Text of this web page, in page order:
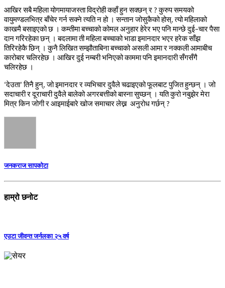
आखिरसबैमहिलायोगमायाजस्ताविद्रोहीकहाँहुनसक्छन्र ?कुरुपसमयको
वायुमण्डलभित्रबाँचेरगर्नसक्नेत्यतिनहो । सन्तानजोसुकैकोहोस्,त्योमहिलाको
काखमैबसाइएकोछ । कम्तीमाबच्चाकोकोमलअनुहारहेरेरभएपनिमान्छेदुई–चारपैसा
दानगरिरहेकाछन् । बदलामातीमहिलाबच्चाकोभाडाइमानदारभएरहरेकसाँझ
तिरिरहेकैछिन् । कुनैलिखितसम्झौताबिनाबच्चाकोअसलीआमारनक्कलीआमाबीच
कारोबारचलिरहेछ । आखिरदुईनम्बरीभनिएकोकाममापनिइमानदारीसँगसँगै
चलिरहेछ ।
‘देउता’तिनैहुन्,जोइमानदाररव्यभिचारदुवैलेचढाइएकोफूलबाटपुजितहुन्छन् । जो
सदाचारीरदूराचारीदुवैलेबालेकोअगरबत्तीकोबास्नासुघ्छन् । यतिकुरोनबुझेरमेरा
मित्रकिनजोगीरआइमाईबारेखोजसमाचारलेख्न अनुरोधगर्छन् ?
जनकराज सापकोटा
हाम्रो छनोट
एउटा जीवन्त जर्नलका २५ वर्ष